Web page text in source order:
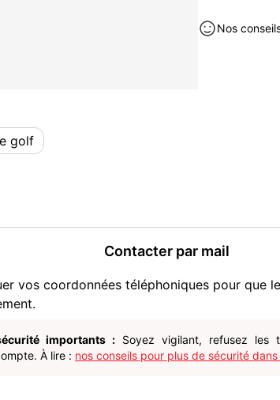
Nos
golf
Contacter par mail
vos coordonnées téléphoniques pour que
importants : Soyez vigilant, refusez les
À lire : nos conseils pour plus de sécurité